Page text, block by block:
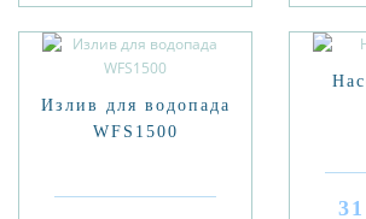
Излив для водопада
WFS1500